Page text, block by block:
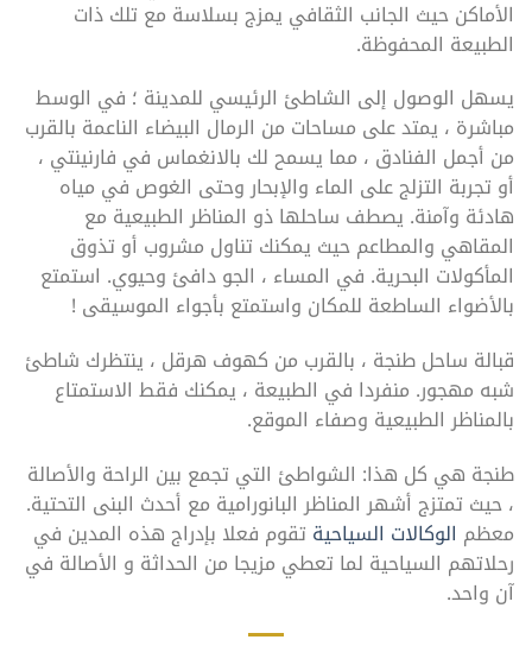
الأماكن حيث الجانب الثقافي يمزج بسلاسة مع تلك ذات
الطبيعة المحفوظة.
يسهل الوصول إلى الشاطئ الرئيسي للمدينة ؛ في الوسط
مباشرة ، يمتد على مساحات من الرمال البيضاء الناعمة بالقرب
من أجمل الفنادق ، مما يسمح لك بالانغماس في فارنينتي ،
أو تجربة التزلج على الماء والإبحار وحتى الغوص في مياه
هادئة وآمنة. يصطف ساحلها ذو المناظر الطبيعية مع
المقاهي والمطاعم حيث يمكنك تناول مشروب أو تذوق
المأكولات البحرية. في المساء ، الجو دافئ وحيوي. استمتع
بالأضواء الساطعة للمكان واستمتع بأجواء الموسيقى !
قبالة ساحل طنجة ، بالقرب من كهوف هرقل ، ينتظرك شاطئ
شبه مهجور. منفردا في الطبيعة ، يمكنك فقط الاستمتاع
بالمناظر الطبيعية وصفاء الموقع.
طنجة هي كل هذا: الشواطئ التي تجمع بين الراحة والأصالة
، حيث تمتزج أشهر المناظر البانورامية مع أحدث البنى التحتية.
معظم الوكالات السياحية تقوم فعلا بإدراج هذه المدين في
رحلاتهم السياحية لما تعطي مزيجا من الحداثة و الأصالة في
آن واحد.